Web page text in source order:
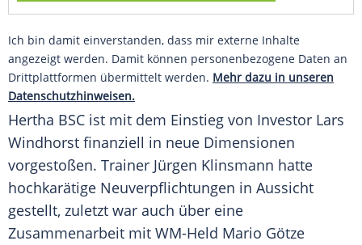
Ich bin damit einverstanden, dass mir externe Inhalte
angezeigt werden. Damit können personenbezogene Daten an
Drittplattformen übermittelt werden. Mehr dazu in unseren
Datenschutzhinweisen.
Hertha BSC ist mit dem Einstieg von Investor Lars
Windhorst finanziell in neue Dimensionen
vorgestoßen. Trainer Jürgen Klinsmann hatte
hochkarätige Neuverpflichtungen in Aussicht
gestellt, zuletzt war auch über eine
Zusammenarbeit mit WM-Held Mario Götze